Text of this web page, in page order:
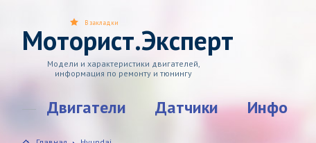
Моторист.Эксперт
Модели и характеристики двигателей,
информация по ремонту и тюнингу
Двигатели Датчики Инфо
В закладки